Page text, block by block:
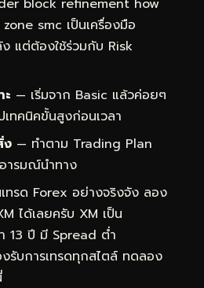
block refinement how
smc เป็นเครื่องมือ
แต่ต้องใช้ร่วมกับ Risk
— เริ่มจาก Basic แล้วค่อยๆ
เทคนิคขั้นสูงก่อนเวลา
ง — ทำตาม Trading Plan
ารมณ์นำทาง
ทรด Forex อย่างจริงจัง ลอง
ได้เลยครับ XM เป็น
13 ปี มี Spread ต่ำ
รับการเทรดทุกสไตล์ ทดลอง